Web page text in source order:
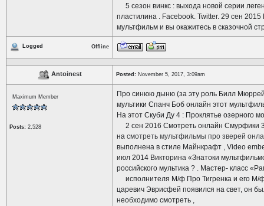
5 сезон винкс : выхода новой серии
пластилина . Facebook. Twitter. 29 сен
мультфильм и вы окажитесь в сказочной
Logged Offline
Antoinest Posted: November 5, 2017, 3:09am
Maximum Member
Posts: 2,528
Про синюю дыню (за эту роль Билл
мультики Спанч Боб онлайн этот
На этот Скуби Ду 4 : Проклятье озерного
2 сен 2016 Смотреть онлайн Смурфики
на смотреть мультфильмы про зверей
выполнена в стиле Майнкрафт , Video
июл 2014 Викторина «Знатоки
российского мультика ? . Мастер- класс
исполнителя М/ф Про Тигренка и его М/ф
царевич Эврисфей появился на свет, он
необходимо смотреть ,